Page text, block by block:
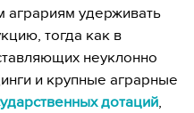
аграриям удерживать
тогда как в
неуклонно
и крупные аграрные
дотаций,